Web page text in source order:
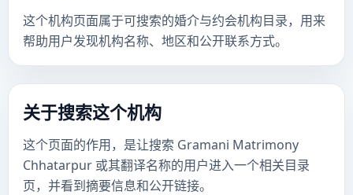
这个机构页面属于可搜索的婚介与约会机构目录，用来
帮助用户发现机构名称、地区和公开联系方式。
关于搜索这个机构
这个页面的作用，是让搜索 Gramani Matrimony
Chhatarpur 或其翻译名称的用户进入一个相关目录
页，并看到摘要信息和公开链接。